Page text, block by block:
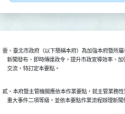
壹、臺北市政府（以下簡稱本府）為加強本府暨所
新聞發布、即時傳達政令，提升市政宣導效率、
    交流，特訂定本要點。
貳、本府暨主管機關應依本作業要點，就主管業務
重大事件二項等級，並依本要點作業流程辦理新聞